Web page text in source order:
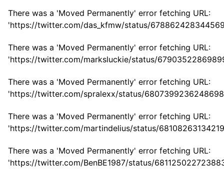
There was a 'Moved Permanently' error fetching URL:
'https://twitter.com/das_kfmw/status/
There was a 'Moved Permanently' error fetching URL:
'https://twitter.com/marksluckie/status/
There was a 'Moved Permanently' error fetching URL:
'https://twitter.com/spralexx/status/
There was a 'Moved Permanently' error fetching URL:
'https://twitter.com/martindelius/status/
There was a 'Moved Permanently' error fetching URL:
'https://twitter.com/BenBE1987/status/